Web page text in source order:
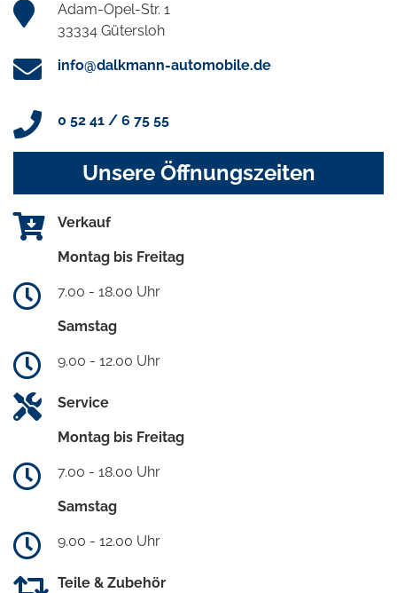
Adam-Opel-Str. 1
33334 Gütersloh
info@dalkmann-automobile.de
0 52 41 / 6 75 55
Unsere Öffnungszeiten
Verkauf
Montag bis Freitag
7.00 - 18.00 Uhr
Samstag
9.00 - 12.00 Uhr
Service
Montag bis Freitag
7.00 - 18.00 Uhr
Samstag
9.00 - 12.00 Uhr
Teile & Zubehör